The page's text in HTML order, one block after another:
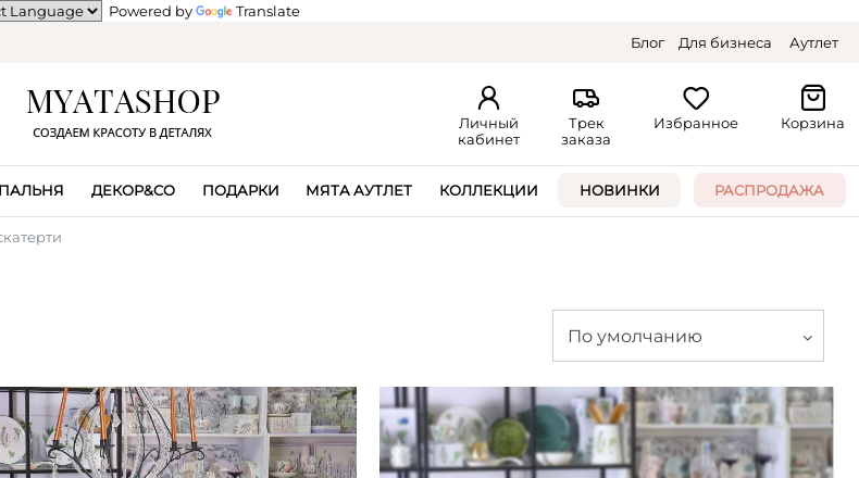
Powered by
Translate
Блог Для бизнеса Аутлет
Личный
кабинет
Трек
заказа
Избранное Корзина
ДЕКОР&CO ПОДАРКИ МЯТА АУТЛЕТ КОЛЛЕКЦИИ НОВИНКИ РАСПРОДАЖА
По умолчанию